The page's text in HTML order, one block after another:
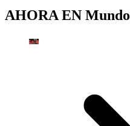
AHORA EN Mundo